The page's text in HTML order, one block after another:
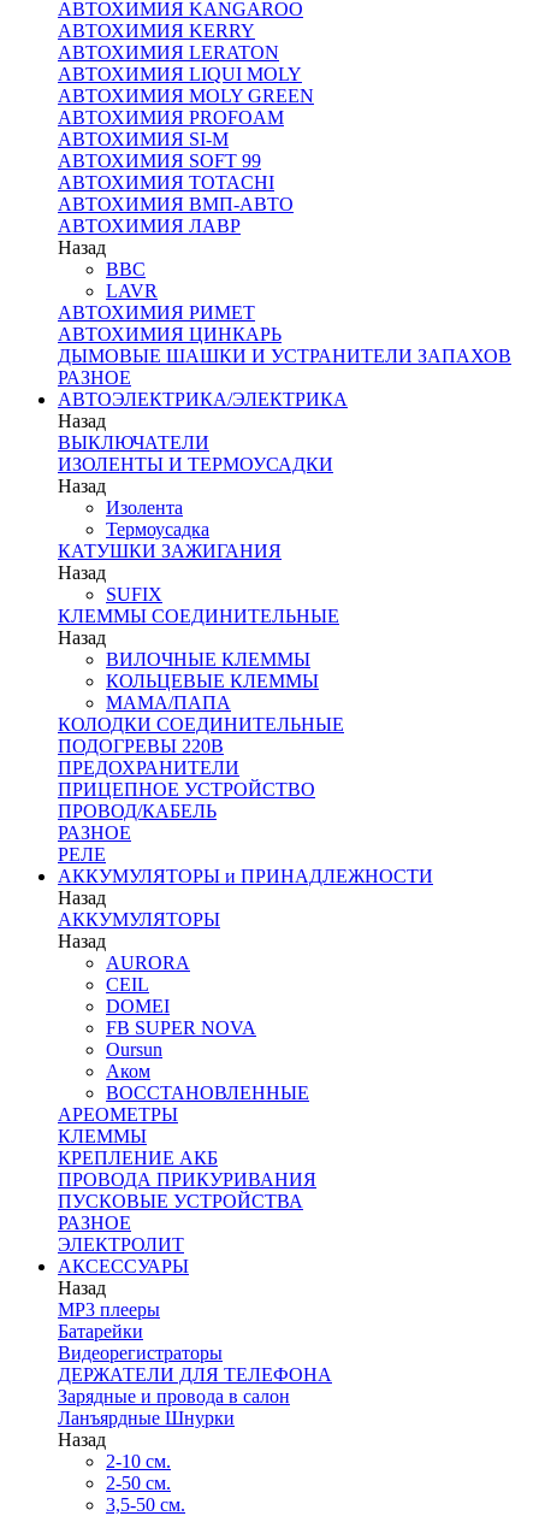
АВТОХИМИЯ KANGAROO
АВТОХИМИЯ KERRY
АВТОХИМИЯ LERATON
АВТОХИМИЯ LIQUI MOLY
АВТОХИМИЯ MOLY GREEN
АВТОХИМИЯ PROFOAM
АВТОХИМИЯ SI-M
АВТОХИМИЯ SOFT 99
АВТОХИМИЯ TOTACHI
АВТОХИМИЯ ВМП-АВТО
АВТОХИМИЯ ЛАВР
Назад
BBC
LAVR
АВТОХИМИЯ РИМЕТ
АВТОХИМИЯ ЦИНКАРЬ
ДЫМОВЫЕ ШАШКИ И УСТРАНИТЕЛИ ЗАПАХОВ
РАЗНОЕ
АВТОЭЛЕКТРИКА/ЭЛЕКТРИКА
Назад
ВЫКЛЮЧАТЕЛИ
ИЗОЛЕНТЫ И ТЕРМОУСАДКИ
Назад
Изолента
Термоусадка
КАТУШКИ ЗАЖИГАНИЯ
Назад
SUFIX
КЛЕММЫ СОЕДИНИТЕЛЬНЫЕ
Назад
ВИЛОЧНЫЕ КЛЕММЫ
КОЛЬЦЕВЫЕ КЛЕММЫ
МАМА/ПАПА
КОЛОДКИ СОЕДИНИТЕЛЬНЫЕ
ПОДОГРЕВЫ 220В
ПРЕДОХРАНИТЕЛИ
ПРИЦЕПНОЕ УСТРОЙСТВО
ПРОВОД/КАБЕЛЬ
РАЗНОЕ
РЕЛЕ
АККУМУЛЯТОРЫ и ПРИНАДЛЕЖНОСТИ
Назад
АККУМУЛЯТОРЫ
Назад
AURORA
CEIL
DOMEI
FB SUPER NOVA
Oursun
Аком
ВОССТАНОВЛЕННЫЕ
АРЕОМЕТРЫ
КЛЕММЫ
КРЕПЛЕНИЕ АКБ
ПРОВОДА ПРИКУРИВАНИЯ
ПУСКОВЫЕ УСТРОЙСТВА
РАЗНОЕ
ЭЛЕКТРОЛИТ
АКСЕССУАРЫ
Назад
MP3 плееры
Батарейки
Видеорегистраторы
ДЕРЖАТЕЛИ ДЛЯ ТЕЛЕФОНА
Зарядные и провода в салон
Ланъярдные Шнурки
Назад
2-10 см.
2-50 см.
3,5-50 см.